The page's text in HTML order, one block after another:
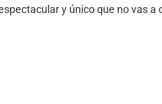
y único que no vas a